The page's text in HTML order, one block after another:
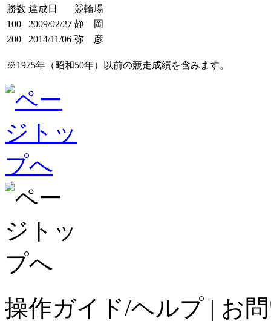
勝数 達成日
競輪場
100
2009/02/27 静 岡
200
2014/11/06 弥 彦
※1975年（昭和50年）以前の競走成績を含みます。
操作ガイド/ヘルプ | お